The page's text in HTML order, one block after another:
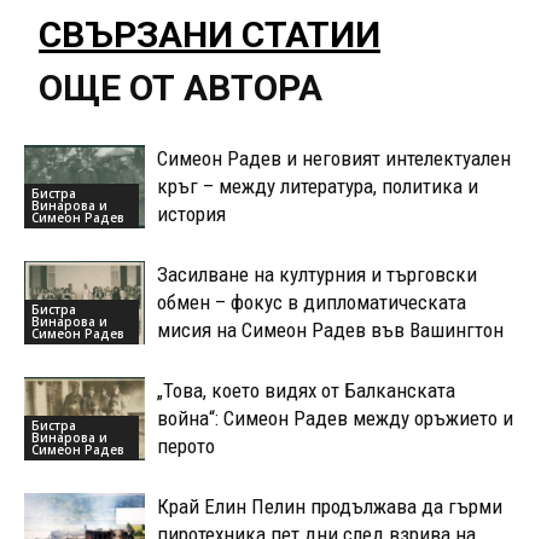
СВЪРЗАНИ СТАТИИ
ОЩЕ ОТ АВТОРА
Бистра
Винарова и
Симеон Радев
Симеон Радев и неговият интелектуален
кръг – между литература, политика и
история
Бистра
Винарова и
Симеон Радев
Засилване на културния и търговски
обмен – фокус в дипломатическата
мисия на Симеон Радев във Вашингтон
Бистра
Винарова и
Симеон Радев
„Това, което видях от Балканската
война“: Симеон Радев между оръжието и
перото
Край Елин Пелин продължава да гърми